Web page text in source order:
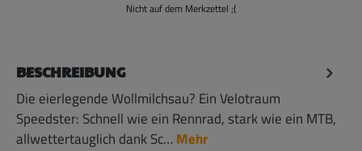
Nicht auf dem Merkzettel ;(
BESCHREIBUNG
Die eierlegende Wollmilchsau? Ein Velotraum
Speedster: Schnell wie ein Rennrad, stark wie ein MTB,
allwettertauglich dank Sc… Mehr